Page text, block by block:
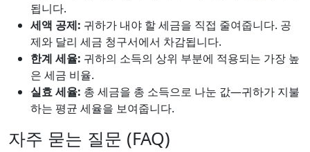
됩니다.
세액 공제: 귀하가 내야 할 세금을 직접 줄여줍니다. 공
제와 달리 세금 청구서에서 차감됩니다.
한계 세율: 귀하의 소득의 상위 부분에 적용되는 가장 높
은 세금 비율.
실효 세율: 총 세금을 총 소득으로 나눈 값—귀하가 지불
하는 평균 세율을 보여줍니다.
자주 묻는 질문 (FAQ)